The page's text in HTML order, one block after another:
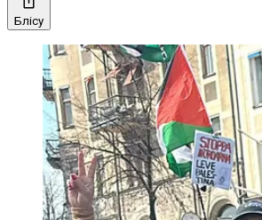
Бөлісу